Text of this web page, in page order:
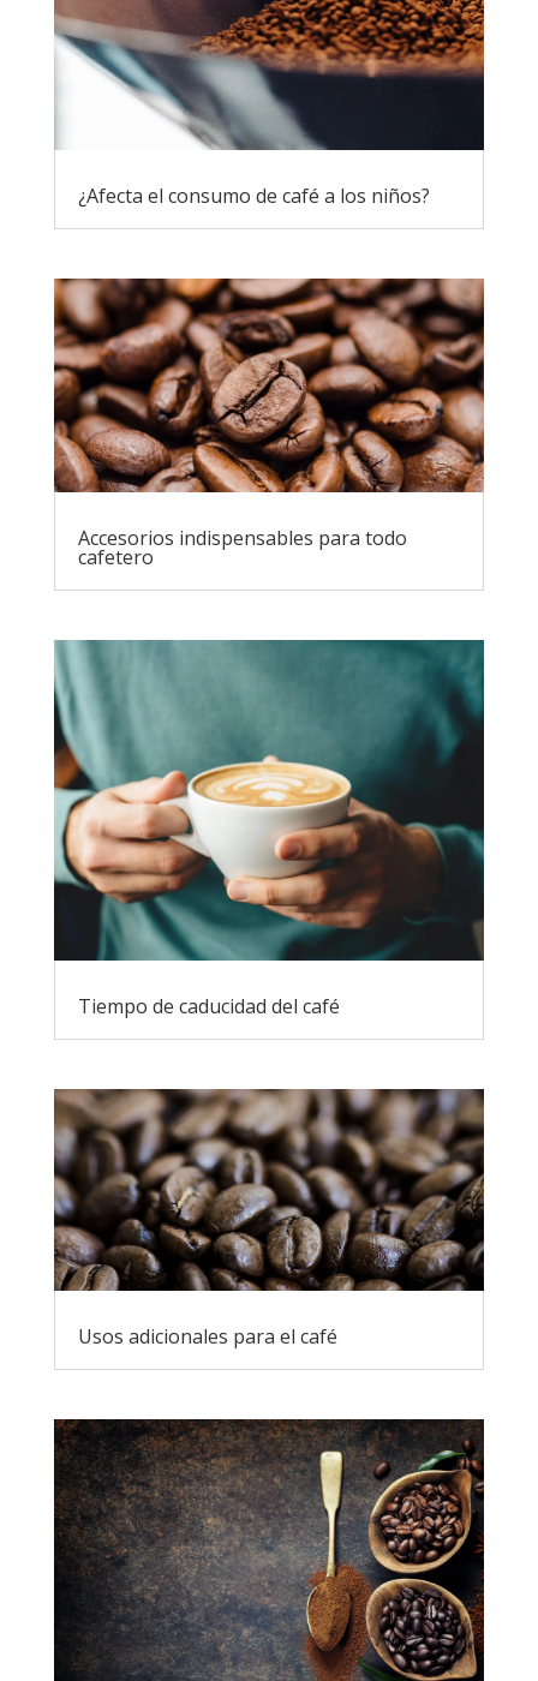
¿Afecta el consumo de café a los niños?
Accesorios indispensables para todo
cafetero
Tiempo de caducidad del café
Usos adicionales para el café